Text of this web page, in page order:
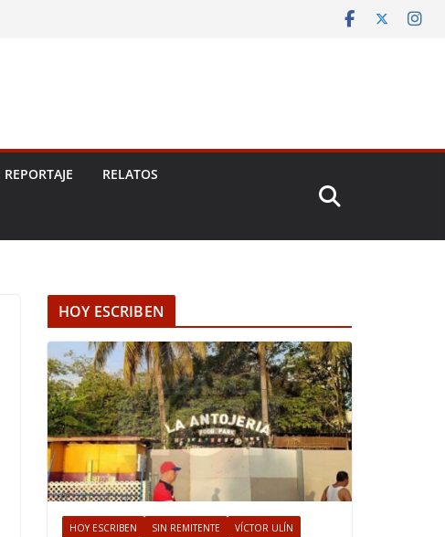
REPORTAJE RELATOS
HOY ESCRIBEN
HOY ESCRIBEN SIN REMITENTE VÍCTOR ULÍN